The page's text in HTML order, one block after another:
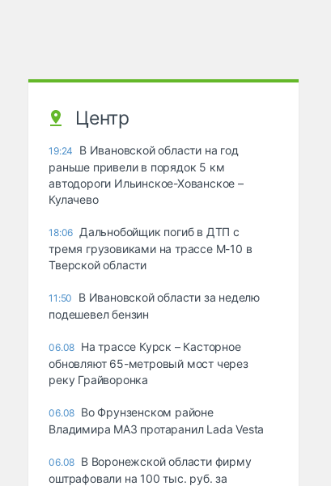
Центр
19:24
В Ивановской области на год
раньше привели в порядок 5 км
автодороги Ильинское-Хованское –
Кулачево
18:06 Дальнобойщик погиб в ДТП с
тремя грузовиками на трассе М-10 в
Тверской области
11:50
В Ивановской области за неделю
подешевел бензин
06.08 На трассе Курск – Касторное
обновляют 65-метровый мост через
реку Грайворонка
06.08 Во Фрунзенском районе
Владимира МАЗ протаранил Lada Vesta
06.08 В Воронежской области фирму
оштрафовали на 100 тыс. руб. за